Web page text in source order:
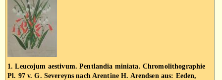
1. Leucojum aestivum. Pentlandia miniata. Chromolithographie
Pl. 97 v. G. Severeyns nach Arentine H. Arendsen aus: Eeden,